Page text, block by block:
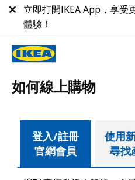
如何線上購物
登入/註冊
官網會員
使用
尋找
立即打開IKEA App，享受
體驗！